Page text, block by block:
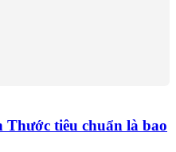
tiêu chuẩn là bao